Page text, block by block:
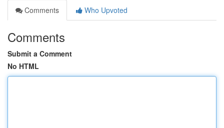
Comments
Who Upvoted
Comments
Submit a Comment
No HTML